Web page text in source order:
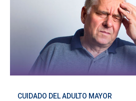
CUIDADO DEL ADULTO MAYOR